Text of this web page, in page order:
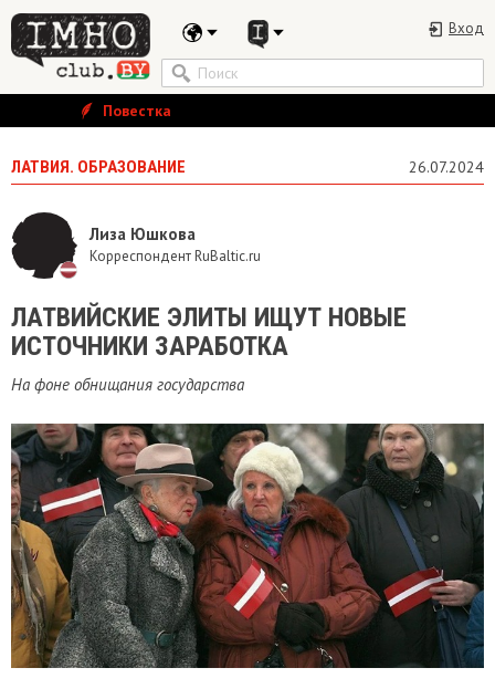
Вход
Повестка
ЛАТВИЯ. ОБРАЗОВАНИЕ 26.07.2024
Лиза Юшкова
Корреспондент RuBaltic.ru
ЛАТВИЙСКИЕ ЭЛИТЫ ИЩУТ НОВЫЕ
ИСТОЧНИКИ ЗАРАБОТКА
На фоне обнищания государства